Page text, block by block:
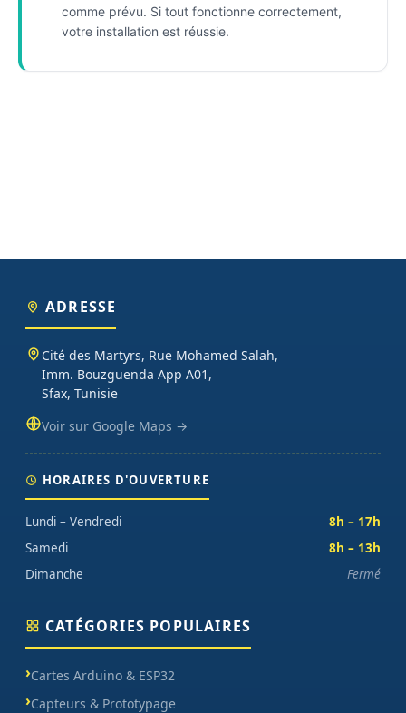
comme prévu. Si tout fonctionne correctement,
votre installation est réussie.
ADRESSE
Cité des Martyrs, Rue Mohamed Salah,
Imm. Bouzguenda App A01,
Sfax, Tunisie
Voir sur Google Maps →
HORAIRES D'OUVERTURE
Lundi – Vendredi
8h – 17h
Samedi
8h – 13h
Dimanche
Fermé
CATÉGORIES POPULAIRES
Cartes Arduino & ESP32
Capteurs & Prototypage